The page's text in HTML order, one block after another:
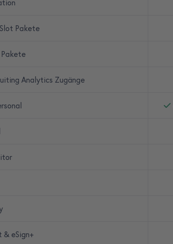
Pakete
Pakete
Analytics Zugänge
& eSign+